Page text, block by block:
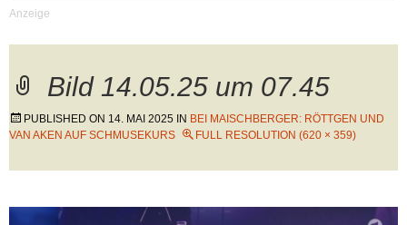
Bild 14.05.25 um 07.45
PUBLISHED ON 14. MAI 2025 IN BEI MAISCHBERGER: RÖTTGEN UND
VAN AKEN AUF SCHMUSEKURS
FULL RESOLUTION (620 × 359)